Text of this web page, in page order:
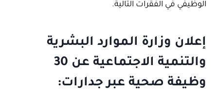
الوظيفي في الفقرات التالية.
إعلان وزارة الموارد البشرية
والتنمية الاجتماعية عن 30
وظيفة صحية عبر جدارات: